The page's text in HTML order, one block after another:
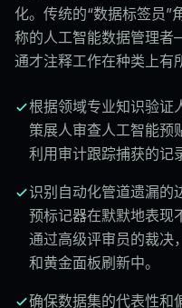
化。传统的“数据标签员”
称的人工智能数据管理
通才注释工作在种类上有
根据领域专业知识验证
策展人审查人工智能预
利用审计跟踪捕获的记
识别自动化管道遗漏的
预标记器在默默地表现
通过高级评审员的裁决
和黄金面板刷新中。
确保数据集的代表性